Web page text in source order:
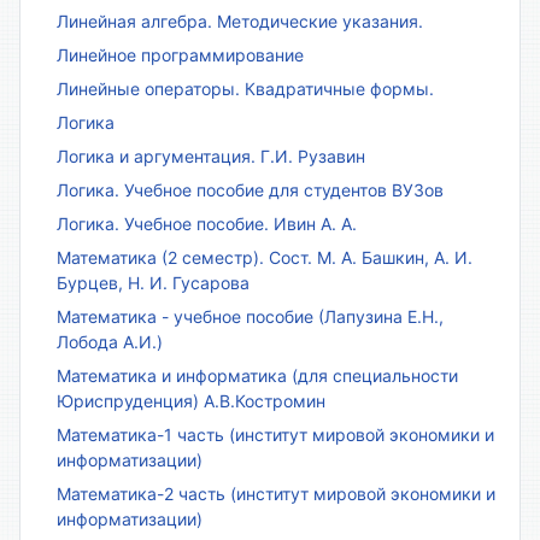
Линейная алгебра. Методические указания.
Линейное программирование
Линейные операторы. Квадратичные формы.
Логика
Логика и аргументация. Г.И. Рузавин
Логика. Учебное пособие для студентов ВУЗов
Логика. Учебное пособие. Ивин А. А.
Математика (2 семестр). Сост. М. А. Башкин, А. И.
Бурцев, Н. И. Гусарова
Математика - учебное пособие (Лапузина Е.Н.,
Лобода А.И.)
Математика и информатика (для специальности
Юриспруденция) А.В.Костромин
Математика-1 часть (институт мировой экономики и
информатизации)
Математика-2 часть (институт мировой экономики и
информатизации)